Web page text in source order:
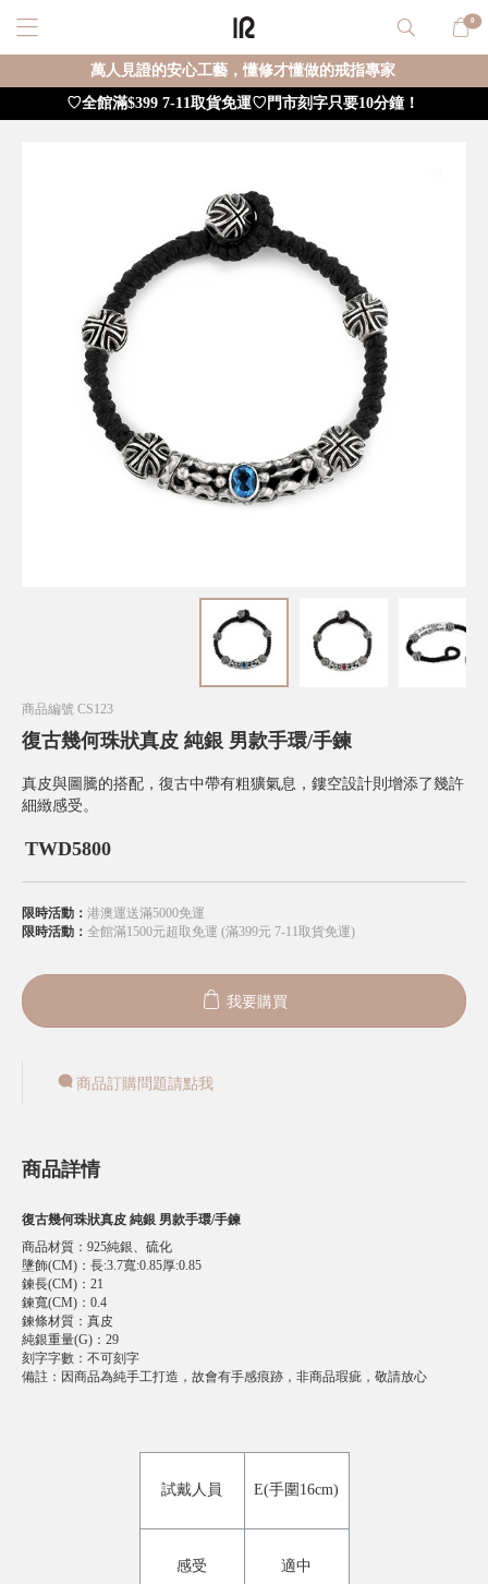
0
萬人見證的安心工藝，懂修才懂做的戒指專家
♡全館滿$399 7-11取貨免運♡門市刻字只要10分鐘！
商品編號 CS123
復古幾何珠狀真皮 純銀 男款手環/手鍊
真皮與圖騰的搭配，復古中帶有粗獷氣息，鏤空設計則增添了幾許
細緻感受。
TWD5800
限時活動： 港澳運送滿5000免運
限時活動： 全館滿1500元超取免運 (滿399元 7-11取貨免運)
我要購買
商品訂購問題請點我
商品詳情
復古幾何珠狀真皮 純銀 男款手環/手鍊
商品材質 ： 925純銀、硫化
墬飾(CM) ： 長:3.7寬:0.85厚:0.85
鍊長(CM) ： 21
鍊寬(CM) ： 0.4
鍊條材質 ： 真皮
純銀重量(G) ： 29
刻字字數 ： 不可刻字
備註 ： 因商品為純手工打造，故會有手感痕跡，非商品瑕疵，敬請放心
試戴人員 E(手圍16cm)
感受 適中